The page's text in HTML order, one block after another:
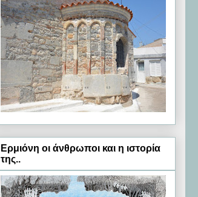
Ερμιόνη oι άνθρωποι και η ιστορία
της..